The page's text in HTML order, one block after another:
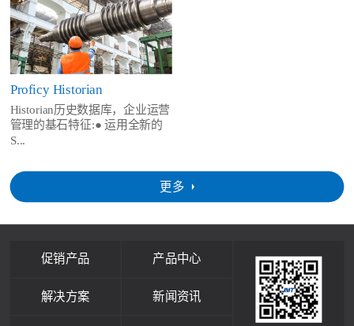
更多
Proficy Historian
Historian历史数据库，企业运营
管理的基石特征:● 运用全新的
S...
促销产品 产品中心
解决方案 新闻资讯